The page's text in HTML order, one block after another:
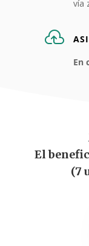
vía

En
El
(7